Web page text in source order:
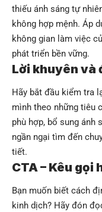
thiếu ánh sáng tự
không hợp mệnh. Áp
không gian làm việc
phát triển bền vững.
Lời khuyên và
Hãy bắt đầu kiểm tra
mình theo những tiêu
phù hợp, bổ sung ánh
ngần ngại tìm đến
tiết.
CTA – Kêu gọi
Bạn muốn biết cách
kinh dịch? Hãy đón